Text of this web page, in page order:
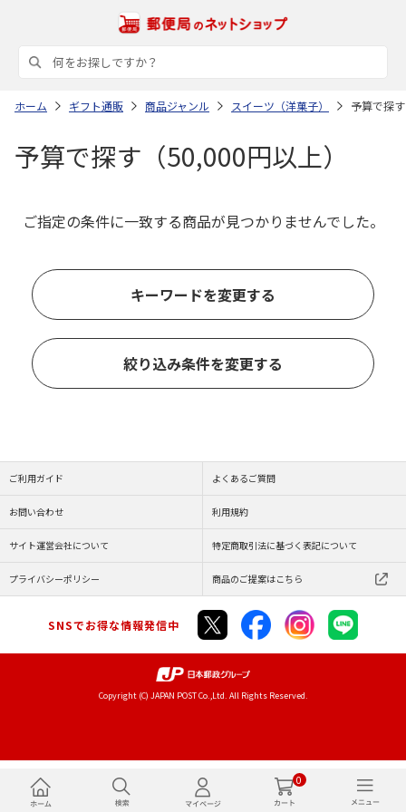
0
ホーム ギフト通販 商品ジャンル スイーツ（洋菓子） 予算で探
予算で探す（50,000円以上）
ご指定の条件に一致する商品が見つかりませんでした。
キーワードを変更する
絞り込み条件を変更する
ご利用ガイド よくあるご質問
お問い合わせ 利用規約
サイト運営会社について 特定商取引法に基づく表記について
プライバシーポリシー 商品のご提案はこちら
SNSでお得な情報発信中
Copyright (C) JAPAN POST Co.,Ltd. All Rights Reserved.